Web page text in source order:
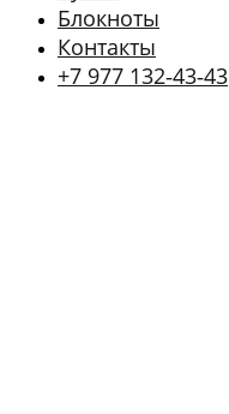
Блокноты
Контакты
+7 977 132‑43‑43